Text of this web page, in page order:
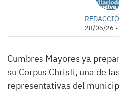
28/05/26 -
Cumbres Mayores ya
su Corpus Christi, una de
representativas del